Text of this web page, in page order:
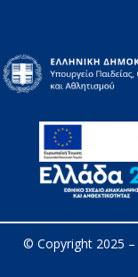
© Copyright 2025 –